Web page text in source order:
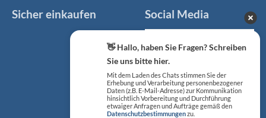
Sicher einkaufen Social Media
YouTube
👋 Hallo, haben Sie Fragen? Schreiben
Sie uns bitte hier.
Mit dem Laden des Chats stimmen Sie der
Erhebung und Verarbeitung personenbezogener
Daten (z.B. E-Mail-Adresse) zur Kommunikation
hinsichtlich Vorbereitung und Durchführung
etwaiger Anfragen und Aufträge gemäß den
Datenschutzbestimmungenzu.